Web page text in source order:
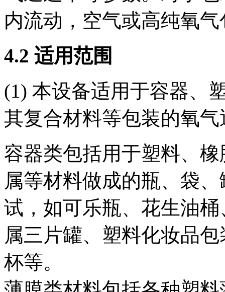
内流动，空气或高纯氧
4.2 适用范围
(1) 本设备适用于容器、
其复合材料等包装的氧
容器类包括用于塑料、
属等材料做成的瓶、袋
试，如可乐瓶、花生油
属三片罐、塑料化妆品
杯等。